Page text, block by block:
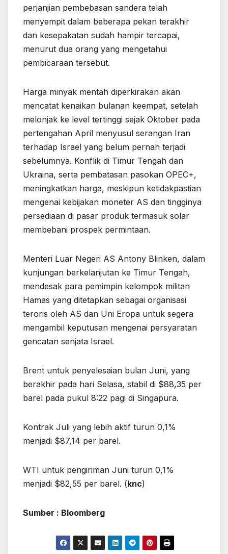
perjanjian pembebasan sandera telah
menyempit dalam beberapa pekan terakhir
dan kesepakatan sudah hampir tercapai,
menurut dua orang yang mengetahui
pembicaraan tersebut.
Harga minyak mentah diperkirakan akan
mencatat kenaikan bulanan keempat, setelah
melonjak ke level tertinggi sejak Oktober pada
pertengahan April menyusul serangan Iran
terhadap Israel yang belum pernah terjadi
sebelumnya. Konflik di Timur Tengah dan
Ukraina, serta pembatasan pasokan OPEC+,
meningkatkan harga, meskipun ketidakpastian
mengenai kebijakan moneter AS dan tingginya
persediaan di pasar produk termasuk solar
membebani prospek permintaan.
Menteri Luar Negeri AS Antony Blinken, dalam
kunjungan berkelanjutan ke Timur Tengah,
mendesak para pemimpin kelompok militan
Hamas yang ditetapkan sebagai organisasi
teroris oleh AS dan Uni Eropa untuk segera
mengambil keputusan mengenai persyaratan
gencatan senjata Israel.
Brent untuk penyelesaian bulan Juni, yang
berakhir pada hari Selasa, stabil di $88,35 per
barel pada pukul 8:22 pagi di Singapura.
Kontrak Juli yang lebih aktif turun 0,1%
menjadi $87,14 per barel.
WTI untuk pengiriman Juni turun 0,1%
menjadi $82,55 per barel. (knc)
Sumber : Bloomberg